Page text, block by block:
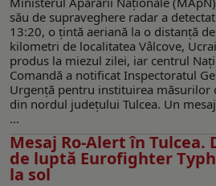
său de supraveghere radar a
13:20, o țintă aeriană la o distanță
kilometri de localitatea Vâlcove,
produs la miezul zilei, iar centrul
Comandă a notificat Inspectoratul
Urgență pentru instituirea măsurilor
din nordul județului Tulcea. Un
...
Mesaj Ro-Alert în Tulcea.
de luptă Eurofighter
la sol